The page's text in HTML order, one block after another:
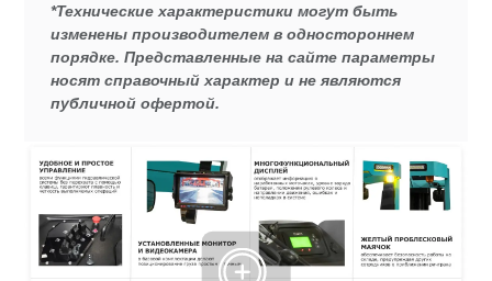
*Технические характеристики могут быть
изменены производителем в одностороннем
порядке. Представленные на сайте параметры
носят справочный характер и не являются
публичной офертой.